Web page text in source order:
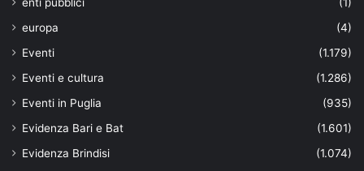
enti pubblici
(1)
europa
(4)
Eventi
(1.179)
Eventi e cultura
(1.286)
Eventi in Puglia
(935)
Evidenza Bari e Bat
(1.601)
Evidenza Brindisi
(1.074)